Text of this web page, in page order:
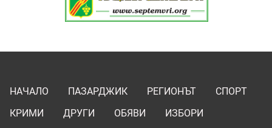
НАЧАЛО ПАЗАРДЖИК РЕГИОНЪТ
СПОРТ
КРИМИ
ДРУГИ ОБЯВИ
ИЗБОРИ